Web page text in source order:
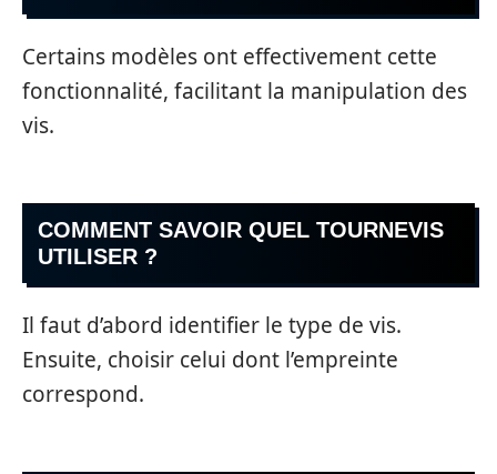
Certains modèles ont effectivement cette
fonctionnalité, facilitant la manipulation des
vis.
COMMENT SAVOIR QUEL TOURNEVIS
UTILISER ?
Il faut d’abord identifier le type de vis.
Ensuite, choisir celui dont l’empreinte
correspond.